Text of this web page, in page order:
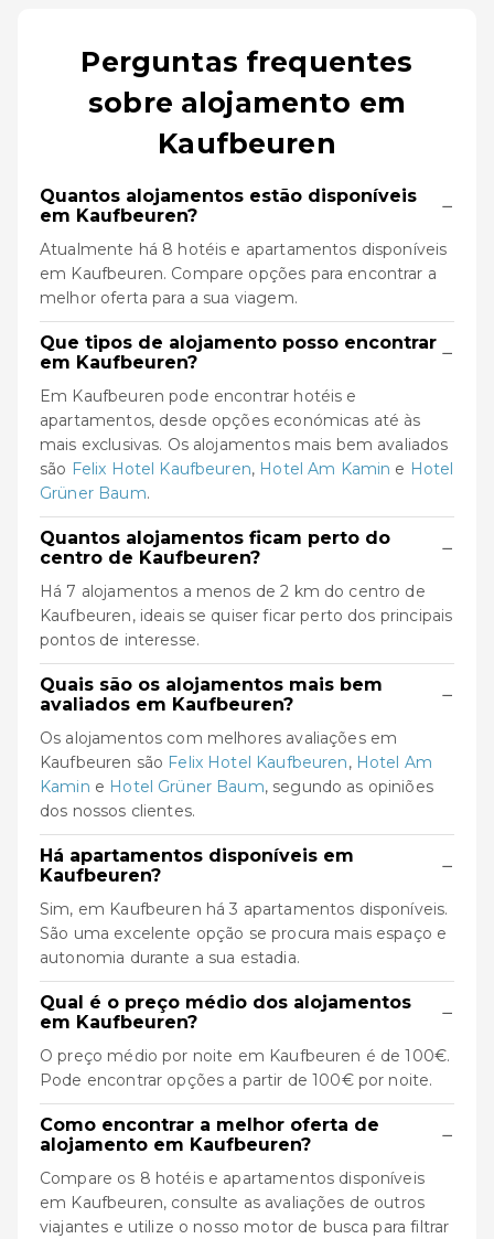
Perguntas frequentes
sobre alojamento em
Kaufbeuren
Quantos alojamentos estão disponíveis
em Kaufbeuren?
−
Atualmente há 8 hotéis e apartamentos disponíveis
em Kaufbeuren. Compare opções para encontrar a
melhor oferta para a sua viagem.
Que tipos de alojamento posso encontrar
em Kaufbeuren?
−
Em Kaufbeuren pode encontrar hotéis e
apartamentos, desde opções económicas até às
mais exclusivas. Os alojamentos mais bem avaliados
são Felix Hotel Kaufbeuren, Hotel Am Kamin e Hotel
Grüner Baum.
Quantos alojamentos ficam perto do
centro de Kaufbeuren?
−
Há 7 alojamentos a menos de 2 km do centro de
Kaufbeuren, ideais se quiser ficar perto dos principais
pontos de interesse.
Quais são os alojamentos mais bem
avaliados em Kaufbeuren?
−
Os alojamentos com melhores avaliações em
Kaufbeuren são Felix Hotel Kaufbeuren, Hotel Am
Kamin e Hotel Grüner Baum, segundo as opiniões
dos nossos clientes.
Há apartamentos disponíveis em
Kaufbeuren?
−
Sim, em Kaufbeuren há 3 apartamentos disponíveis.
São uma excelente opção se procura mais espaço e
autonomia durante a sua estadia.
Qual é o preço médio dos alojamentos
em Kaufbeuren?
−
O preço médio por noite em Kaufbeuren é de 100€.
Pode encontrar opções a partir de 100€ por noite.
Como encontrar a melhor oferta de
alojamento em Kaufbeuren?
−
Compare os 8 hotéis e apartamentos disponíveis
em Kaufbeuren, consulte as avaliações de outros
viajantes e utilize o nosso motor de busca para filtrar